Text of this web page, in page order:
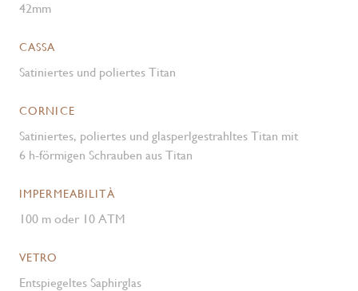
42mm
CASSA
Satiniertes und poliertes Titan
CORNICE
Satiniertes, poliertes und glasperlgestrahltes Titan mit
6 h-förmigen Schrauben aus Titan
IMPERMEABILITÀ
100 m oder 10 ATM
VETRO
Entspiegeltes Saphirglas